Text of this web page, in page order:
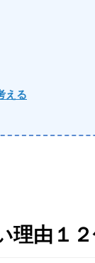
える
理由１２